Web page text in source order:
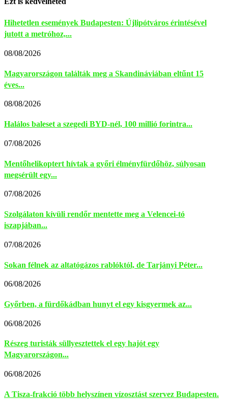
Hihetetlen események Budapesten: Újlipótváros érintésével
jutott a metróhoz,...
08/08/2026
Magyarországon találták meg a Skandináviában eltűnt 15
éves...
08/08/2026
Halálos baleset a szegedi BYD-nél, 100 millió forintra...
07/08/2026
Mentőhelikoptert hívtak a győri élményfürdőhöz, súlyosan
megsérült egy...
07/08/2026
Szolgálaton kívüli rendőr mentette meg a Velencei-tó
iszapjában...
07/08/2026
Sokan félnek az altatógázos rablóktól, de Tarjányi Péter...
06/08/2026
Győrben, a fürdőkádban hunyt el egy kisgyermek az...
06/08/2026
Részeg turisták süllyesztettek el egy hajót egy
Magyarországon...
06/08/2026
A Tisza-frakció több helyszínen vízosztást szervez Budapesten.